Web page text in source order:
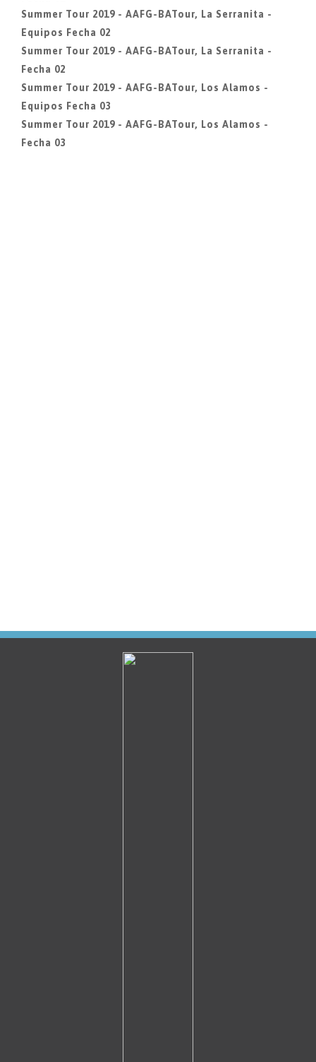
Summer Tour 2019 - AAFG-BATour, La Serranita -
Equipos Fecha 02
Summer Tour 2019 - AAFG-BATour, La Serranita -
Fecha 02
Summer Tour 2019 - AAFG-BATour, Los Alamos -
Equipos Fecha 03
Summer Tour 2019 - AAFG-BATour, Los Alamos -
Fecha 03